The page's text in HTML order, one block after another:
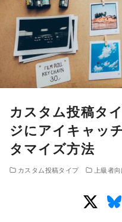
カスタム投稿タ
ジにアイキャッ
タマイズ方法
カスタム投稿タイプ 上級者